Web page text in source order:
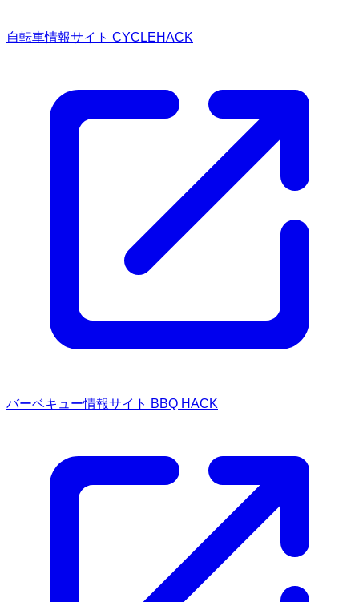
自転車情報サイト CYCLEHACK
バーベキュー情報サイト BBQ HACK